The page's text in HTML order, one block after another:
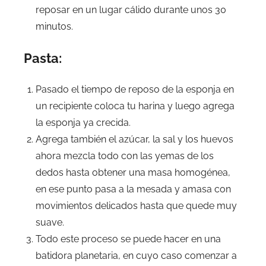
reposar en un lugar cálido durante unos 30
minutos.
Pasta:
Pasado el tiempo de reposo de la esponja en
un recipiente coloca tu harina y luego agrega
la esponja ya crecida.
Agrega también el azúcar, la sal y los huevos
ahora mezcla todo con las yemas de los
dedos hasta obtener una masa homogénea,
en ese punto pasa a la mesada y amasa con
movimientos delicados hasta que quede muy
suave.
Todo este proceso se puede hacer en una
batidora planetaria, en cuyo caso comenzar a